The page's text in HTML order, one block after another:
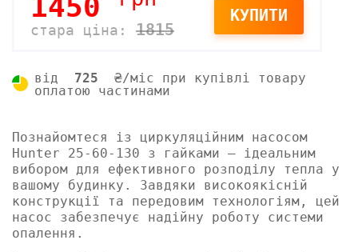
стара ціна: 1815
КУПИТИ
від 725
₴/міс при купівлі товару
оплатою частинами
Познайомтеся із циркуляційним насосом
Hunter 25-60-130 з гайками – ідеальним
вибором для ефективного розподілу тепла у
вашому будинку. Завдяки високоякісній
конструкції та передовим технологіям, цей
насос забезпечує надійну роботу системи
опалення.